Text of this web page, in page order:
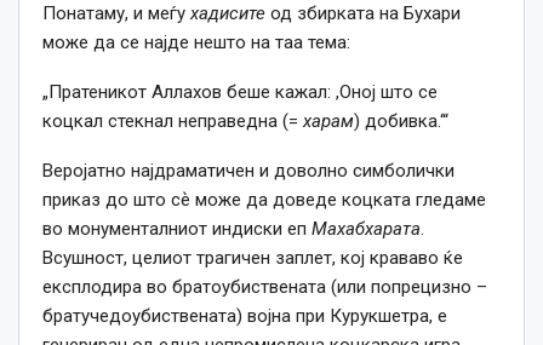
Понатаму, и меѓухадисите од збирката на Бухари
може да се најде нешто на таа тема:
„Пратеникот Аллахов беше кажал: ,Оној што се
коцкал стекнал неправедна (=харам) добивка.‘“
Веројатно најдраматичен и доволно симболички
приказ до што сѐ може да доведе коцката гледаме
во монументалниот индиски еп Махабхарата.
Всушност, целиот трагичен заплет, кој крававо ќе
експлодира во братоубиствената (или попрецизно –
братучедоубиствената) војна при Курукшетра, е